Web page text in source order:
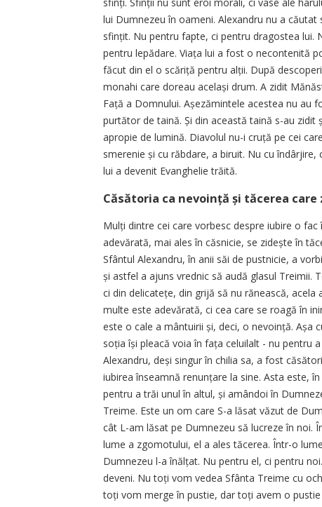
lui Dumnezeu în oameni. Alexandru nu a
sfințit. Nu pentru fapte, ci pentru dragostea lui.
pentru lepădare. Viața lui a fost o necontenită
făcut din el o scăriță pentru alții. După
monahi care doreau același drum. A zidit
Față a Domnului. Așezămintele acestea nu au
purtător de taină. Și din această taină s-au
apropie de lumină. Diavolul nu-i cruță pe cei
smerenie și cu răbdare, a biruit. Nu cu
lui a devenit Evanghelie trăită.
Căsătoria ca nevoință și tăcerea care
Mulți dintre cei care vorbesc despre iubire o
adevărată, mai ales în căsnicie, se zidește în
Sfântul Alexandru, în anii săi de pustnicie, a
și astfel a ajuns vrednic să audă glasul Treimii.
ci din delicatețe, din grijă să nu rănească, acela
multe este adevărată, ci cea care se roagă în
este o cale a mântuirii și, deci, o nevoință. Așa
soția își pleacă voia în fața celuilalt - nu pentru
Alexandru, deși singur în chilia sa, a fost
iubirea înseamnă renunțare la sine. Asta este,
pentru a trăi unul în altul, și amândoi în
Treime. Este un om care S-a lăsat văzut de
cât L-am lăsat pe Dumnezeu să lucreze în noi.
lume a zgomotului, el a ales tăcerea. Într-o
Dumnezeu l-a înălțat. Nu pentru el, ci pentru
deveni. Nu toți vom vedea Sfânta Treime cu
toți vom merge în pus­tie, dar toți avem o